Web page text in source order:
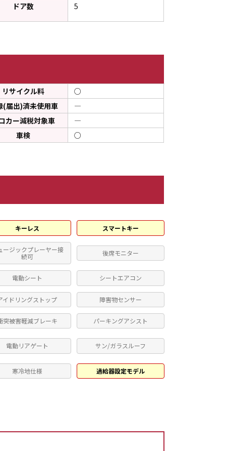
ドア数 5
リサイクル料
○
(届出)済未使用車
―
カー減税対象車
―
車検
○
キーレス スマートキー
ージックプレーヤー接
続可
後席モニター
電動シート シートエアコン
イドリングストップ 障害物センサー
突被害軽減ブレーキ パーキングアシスト
電動リアゲート サン/ガラスルーフ
寒冷地仕様 過給器設定モデル